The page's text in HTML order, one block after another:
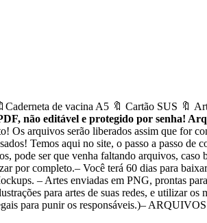
de vacina A5 🔖 Cartão SUS 🔖
não editável e protegido por senha!
Os arquivos serão liberados assim que for
Temos aqui no site, o passo a passo
pode ser que venha faltando arquivos,
por completo.– Você terá 60 dias para
– Artes enviadas em PNG, prontas
para artes de suas redes, e utilizar os
para punir os responsáveis.)–